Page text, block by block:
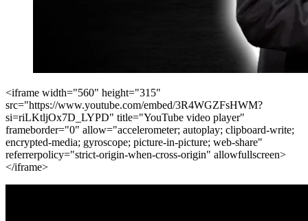
<iframe width="560" height="315"
src="https://www.youtube.com/embed/3R4WGZFsHWM?
si=riLKtljOx7D_LYPD" title="YouTube video player"
frameborder="0" allow="accelerometer; autoplay; clipboard-write;
encrypted-media; gyroscope; picture-in-picture; web-share"
referrerpolicy="strict-origin-when-cross-origin" allowfullscreen>
</iframe>